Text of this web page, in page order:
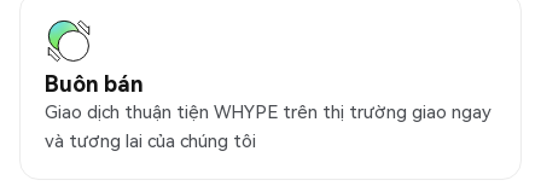
Buôn bán
Giao dịch thuận tiện WHYPE trên thị trường giao ngay
và tương lai của chúng tôi